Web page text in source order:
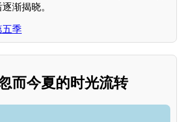
渐揭晓。
五季
而今夏的时光流转